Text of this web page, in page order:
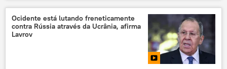
Vladimir Zelensky
Estados Unidos
Ucrânia
Casa Branca
EUA
Ocidente está lutando freneticamente
contra Rússia através da Ucrânia, afirma
Lavrov